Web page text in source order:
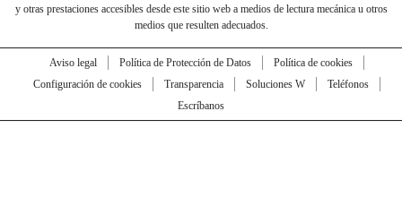
y otras prestaciones accesibles desde este sitio web a medios de lectura mecánica u otros
medios que resulten adecuados.
Aviso legal Política de Protección de Datos
Política de cookies
Configuración de cookies
Transparencia Soluciones W
Teléfonos
Escríbanos